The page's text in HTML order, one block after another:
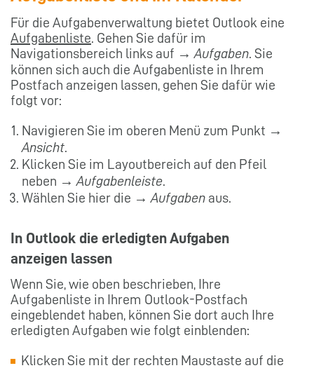
Für die Aufgabenverwaltung bietet Outlook eine
Aufgabenliste . Gehen Sie dafür im
Navigationsbereich links auf → Aufgaben . Sie
können sich auch die Aufgabenliste in Ihrem
Postfach anzeigen lassen, gehen Sie dafür wie
folgt vor:
Navigieren Sie im oberen Menü zum Punkt →
Ansicht
Klicken Sie im Layoutbereich auf den Pfeil
neben → Aufgabenleiste
Wählen Sie hier die → Aufgaben aus.
In Outlook die erledigten Aufgaben
anzeigen lassen
Wenn Sie, wie oben beschrieben, Ihre
Aufgabenliste in Ihrem Outlook-Postfach
eingeblendet haben, können Sie dort auch Ihre
erledigten Aufgaben wie folgt einblenden:
Klicken Sie mit der rechten Maustaste auf die